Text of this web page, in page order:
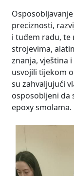
preciznosti,
i tuđem radu, te
strojevima,
znanja, vještina
usvojili tijekom
su zahvaljujući
osposobljeni da
epoxy smolama.